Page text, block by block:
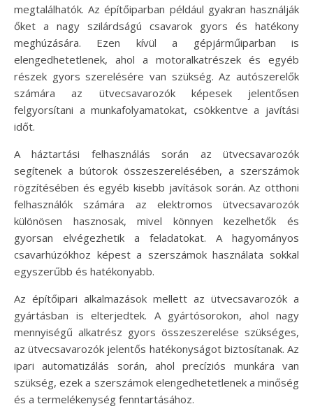
megtalálhatók. Az építőiparban például gyakran használják
őket a nagy szilárdságú csavarok gyors és hatékony
meghúzására. Ezen kívül a gépjárműiparban is
elengedhetetlenek, ahol a motoralkatrészek és egyéb
részek gyors szerelésére van szükség. Az autószerelők
számára az ütvecsavarozók képesek jelentősen
felgyorsítani a munkafolyamatokat, csökkentve a javítási
időt.
A háztartási felhasználás során az ütvecsavarozók
segítenek a bútorok összeszerelésében, a szerszámok
rögzítésében és egyéb kisebb javítások során. Az otthoni
felhasználók számára az elektromos ütvecsavarozók
különösen hasznosak, mivel könnyen kezelhetők és
gyorsan elvégezhetik a feladatokat. A hagyományos
csavarhúzókhoz képest a szerszámok használata sokkal
egyszerűbb és hatékonyabb.
Az építőipari alkalmazások mellett az ütvecsavarozók a
gyártásban is elterjedtek. A gyártósorokon, ahol nagy
mennyiségű alkatrész gyors összeszerelése szükséges,
az ütvecsavarozók jelentős hatékonyságot biztosítanak. Az
ipari automatizálás során, ahol precíziós munkára van
szükség, ezek a szerszámok elengedhetetlenek a minőség
és a termelékenység fenntartásához.